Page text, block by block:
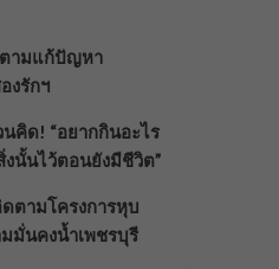
ามแก้ปัญหา
งรักฯ
นคิด! “อยากกินอะไร
งนั้นไว้ตอนยังมีชีวิต”
ตามโครงการหุบ
มั่นคงน้ำเพชรบุรี